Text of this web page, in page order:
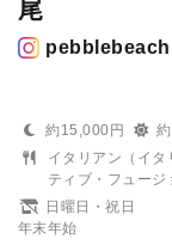
尾
約15,000円
イタリアン（イ
ティブ・フュージ
日曜日・祝日
年末年始